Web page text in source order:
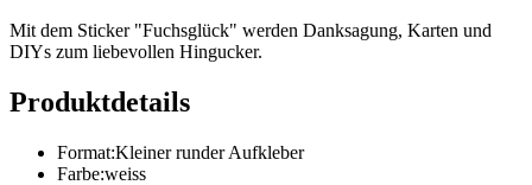
Mit dem Sticker "Fuchsglück" werden Danksagung, Karten und
DIYs zum liebevollen Hingucker.
Produktdetails
Format:Kleiner runder Aufkleber
Farbe:weiss